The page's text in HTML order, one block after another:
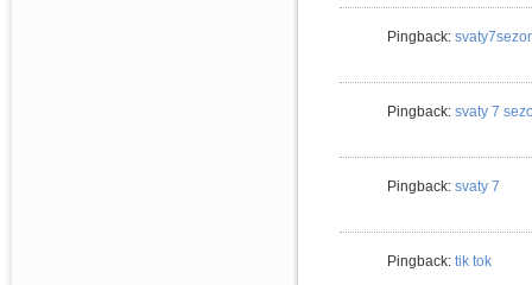
Pingback:
Pingback: svaty 7
Pingback: svaty 7
Pingback: tik tok